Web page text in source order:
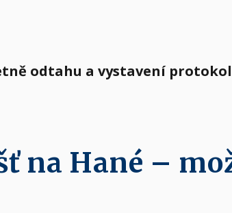
odtahu a vystavení
na Hané –